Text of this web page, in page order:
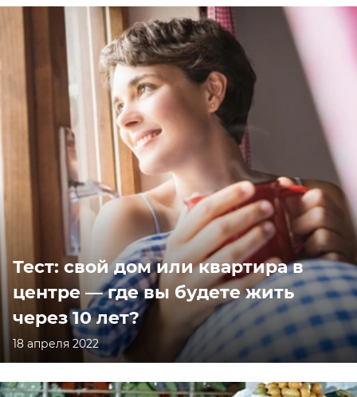
Тест: свой дом или квартира в
центре — где вы будете жить
через 10 лет?
18 апреля 2022